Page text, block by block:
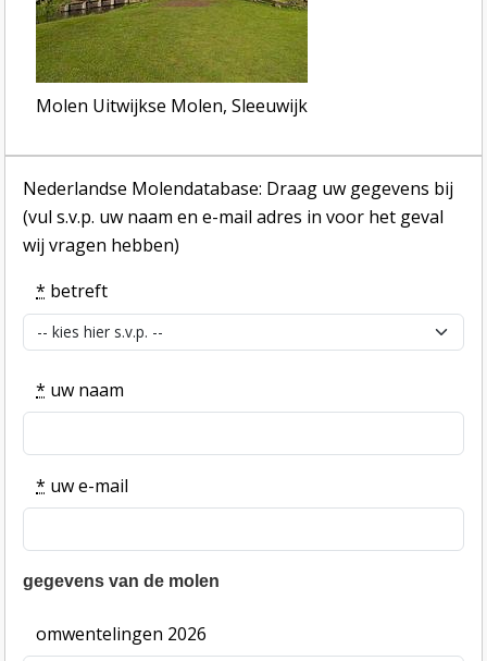
Molen Uitwijkse Molen, Sleeuwijk
Nederlandse Molendatabase: Draag uw gegevens bij
(vul s.v.p. uw naam en e-mail adres in voor het geval
wij vragen hebben)
* betreft
* uw naam
* uw e-mail
gegevens van de molen
omwentelingen 2026